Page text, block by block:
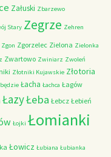
Załuski Zbarzewo
Stary Zegrze Zehren
Zgon Zgorzelec Zielona Zielonka
Zwartowo Zwiniarz Zwoleń
Złotniki Kujawskie Złotoria
Łacha Łachca Łagów
ŁazyŁeba Łebcz Łebień
Łojki Łomianki
Łowicz Łubiana Łubianka